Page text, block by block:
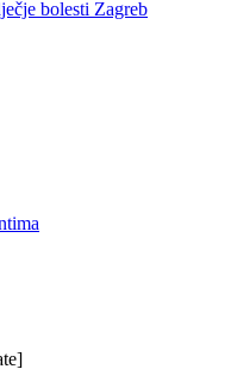
bolesti Zagreb